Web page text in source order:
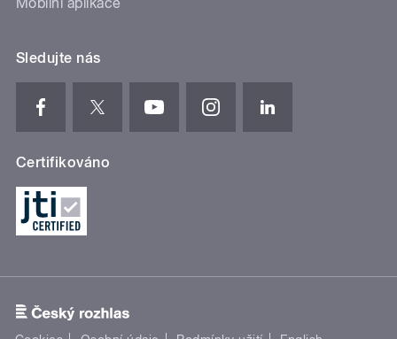
Sledujte nás
Certifikováno